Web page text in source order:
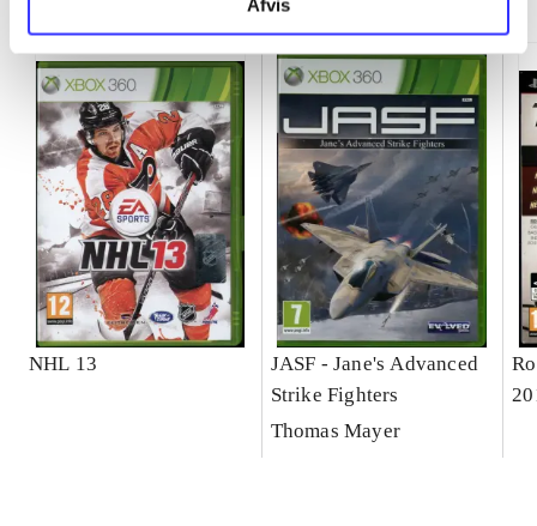
Afvis
NHL 13
JASF - Jane's Advanced
Strike Fighters
Thomas Mayer